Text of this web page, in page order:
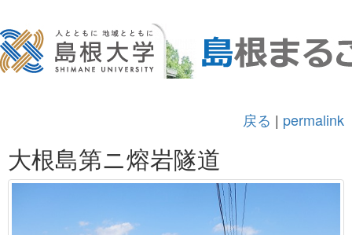
戻る | permalink
大根島第ニ熔岩隧道